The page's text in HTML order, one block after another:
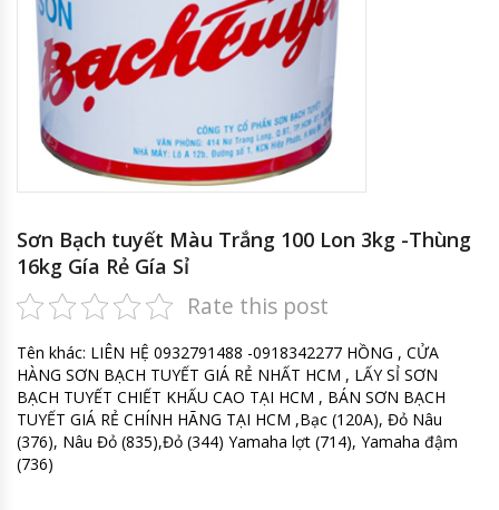
Sơn Bạch tuyết Màu Trắng 100 Lon 3kg -Thùng
16kg Gía Rẻ Gía Sỉ
Rate this post
Tên khác: LIÊN HỆ 0932791488 -0918342277 HỒNG , CỬA
HÀNG SƠN BẠCH TUYẾT GIÁ RẺ NHẤT HCM , LẤY SỈ SƠN
BẠCH TUYẾT CHIẾT KHẤU CAO TẠI HCM , BÁN SƠN BẠCH
TUYẾT GIÁ RẺ CHÍNH HÃNG TẠI HCM ,Bạc (120A), Đỏ Nâu
(376), Nâu Đỏ (835),Đỏ (344) Yamaha lợt (714), Yamaha đậm
(736)